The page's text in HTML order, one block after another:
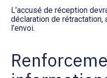
L’accusé de réception
déclaration de rétractation,
l’envoi.